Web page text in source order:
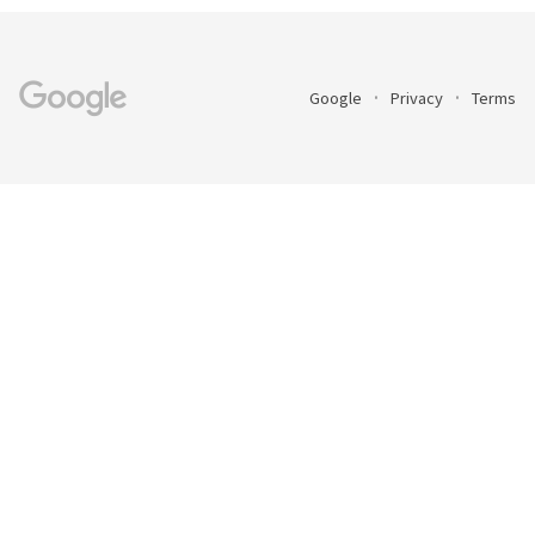
Google Privacy Terms